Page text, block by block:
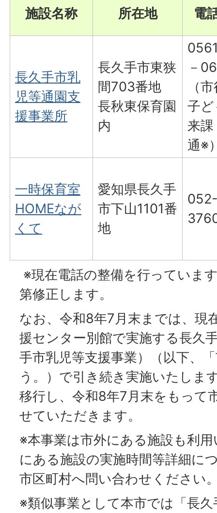
施設名称 所在地 電
長久手市乳
児等通園支
援事業所
長久手市東狭
間703番地
長秋東保育園
内
－
（
子
来
通※
一時保育室
HOMEなが
くて
愛知県長久手
市下山1101番
地
※現在電話の整備を行っていま
第修正します。
なお、令和8年7月末までは、現
援センター別館で実施する長久
手市乳児等支援事業）（以下、
う。）で引き続き実施いたしま
移行し、令和8年7月末をもって
せていただきます。
※本事業は市外にある施設も利
にある施設の実施時間等詳細に
市区町村へ問い合わせください
※類似事業として本市では「長